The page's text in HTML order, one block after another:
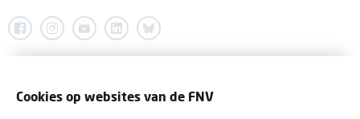
Cookies op websites van de FNV